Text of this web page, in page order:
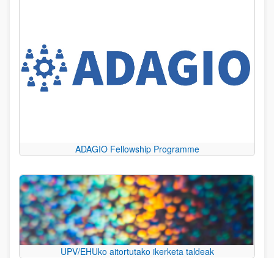
ADAGIO Fellowship Programme
UPV/EHUko aitortutako ikerketa taldeak